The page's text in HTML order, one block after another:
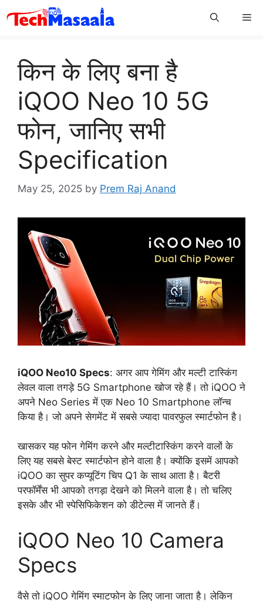
to
किन के लिए बना है
iQOO Neo 10 5G
फोन, जानिए सभी
Specification
May 25, 2025 by Prem Raj Anand
iQOO Neo10 Specs: अगर आप गेमिंग और मल्टी टास्किंग
लेवल वाला तगड़े 5G Smartphone खोज रहे हैं। तो iQOO ने
अपने Neo Series में एक Neo 10 Smartphone लॉन्च
किया है। जो अपने सेगमेंट में सबसे ज्यादा पावरफुल स्मार्टफोन है।
खासकर यह फोन गेमिंग करने और मल्टीटास्किंग करने वालों के
लिए यह सबसे बेस्ट स्मार्टफोन होने वाला है। क्योंकि इसमें आपको
iQOO का सुपर कप्यूटिंग चिप Q1 के साथ आता है। बैटरी
परफॉर्मेंस भी आपको तगड़ा देखने को मिलने वाला है। तो चलिए
इसके और भी स्पेसिफिकेशन को डीटेल्स में जानते हैं।
iQOO Neo 10 Camera
Specs
वैसे तो iQOO गेमिंग स्माटफोन के लिए जाना जाता है। लेकिन